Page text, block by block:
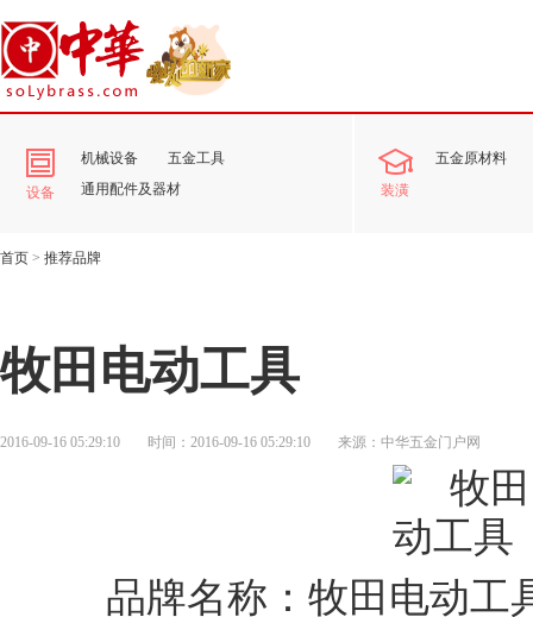
设备
机械设备
五金工具
通用配件及器材
装潢
五金原材料
首页 > 推荐品牌
牧田电动工具
2016-09-16 05:29:10 时间：2016-09-16 05:29:10 来源：中华五金门户网
品牌名称：牧田电动工